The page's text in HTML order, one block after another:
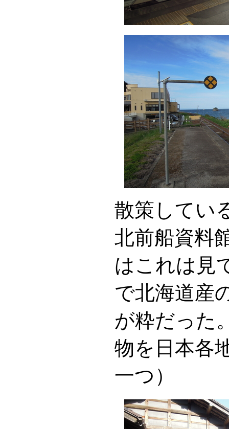
散策してい
北前船資料
はこれは見
で北海道産
が粋だった
物を日本各
一つ）